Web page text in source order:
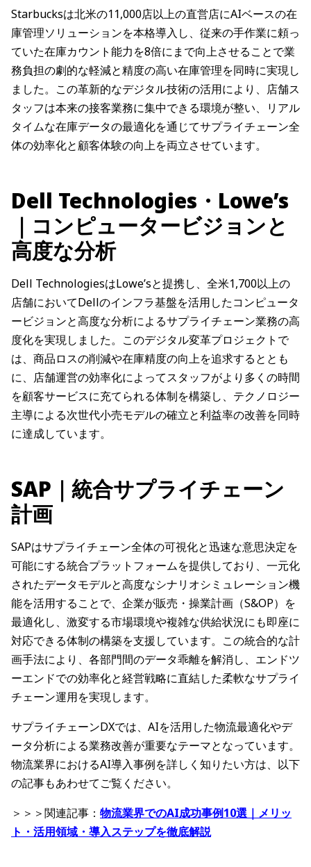
Starbucksは北米の11,000店以上の直営店にAIベースの在
庫管理ソリューションを本格導入し、従来の手作業に頼っ
ていた在庫カウント能力を8倍にまで向上させることで業
務負担の劇的な軽減と精度の高い在庫管理を同時に実現し
ました。この革新的なデジタル技術の活用により、店舗ス
タッフは本来の接客業務に集中できる環境が整い、リアル
タイムな在庫データの最適化を通じてサプライチェーン全
体の効率化と顧客体験の向上を両立させています。
Dell Technologies・Lowe’s
｜コンピュータービジョンと
高度な分析
Dell TechnologiesはLowe’sと提携し、全米1,700以上の
店舗においてDellのインフラ基盤を活用したコンピュータ
ービジョンと高度な分析によるサプライチェーン業務の高
度化を実現しました。このデジタル変革プロジェクトで
は、商品ロスの削減や在庫精度の向上を追求するととも
に、店舗運営の効率化によってスタッフがより多くの時間
を顧客サービスに充てられる体制を構築し、テクノロジー
主導による次世代小売モデルの確立と利益率の改善を同時
に達成しています。
SAP｜統合サプライチェーン
計画
SAPはサプライチェーン全体の可視化と迅速な意思決定を
可能にする統合プラットフォームを提供しており、一元化
されたデータモデルと高度なシナリオシミュレーション機
能を活用することで、企業が販売・操業計画（S&OP）を
最適化し、激変する市場環境や複雑な供給状況にも即座に
対応できる体制の構築を支援しています。この統合的な計
画手法により、各部門間のデータ乖離を解消し、エンドツ
ーエンドでの効率化と経営戦略に直結した柔軟なサプライ
チェーン運用を実現します。
サプライチェーンDXでは、AIを活用した物流最適化やデ
ータ分析による業務改善が重要なテーマとなっています。
物流業界におけるAI導入事例を詳しく知りたい方は、以下
の記事もあわせてご覧ください。
＞＞＞関連記事： 物流業界でのAI成功事例10選｜メリッ
ト・活用領域・導入ステップを徹底解説